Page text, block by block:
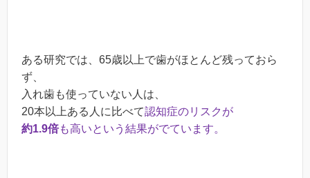
ある研究では、65歳以上で歯がほとんど残っておら
ず、
入れ歯も使っていない人は、
20本以上ある人に比べて認知症のリスクが
約1.9倍も高いという結果がでています。